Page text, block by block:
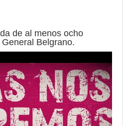
de al menos ocho
Belgrano.